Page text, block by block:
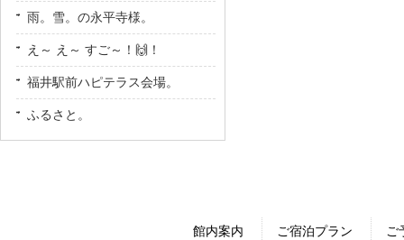
雨。雪。の永平寺様。
え～ え～ すご～！🙌！
福井駅前ハピテラス会場。
ふるさと。
館内案内 ご宿泊プラン ご